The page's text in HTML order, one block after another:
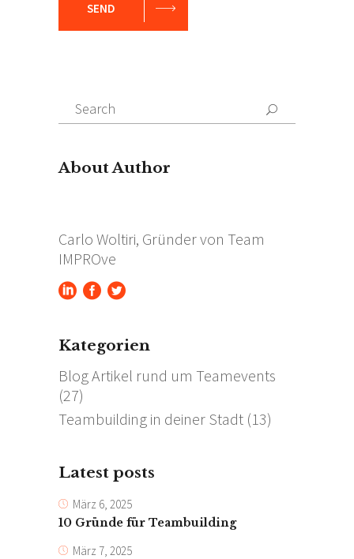
SEND
Search
for:
About Author
Carlo Woltiri, Gründer von Team
IMPROve
Kategorien
Blog Artikel rund um Teamevents
(27)
Teambuilding in deiner Stadt (13)
Latest posts
März 6, 2025
10 Gründe für Teambuilding
März 7, 2025